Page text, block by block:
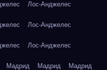
Лос-Анджелес
Лос-Анджелес
Лос-Анджелес
Мадрид Мадрид Мадрид